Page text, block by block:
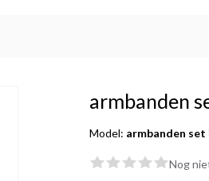
armbanden
Model: armbanden
Nog